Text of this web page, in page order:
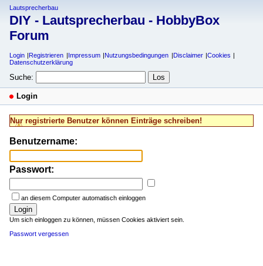
Lautsprecherbau
DIY - Lautsprecherbau - HobbyBox
Forum
Login Registrieren Impressum Nutzungsbedingungen Disclaimer
Cookies
Datenschutzerklärung
Suche:
Login
Nur registrierte Benutzer können Einträge schreiben!
Benutzername:
Passwort:
an diesem Computer automatisch einloggen
Login
Um sich einloggen zu können, müssen Cookies aktiviert sein.
Passwort vergessen